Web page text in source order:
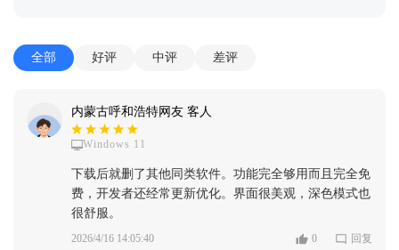
全部 好评 中评 差评
内蒙古呼和浩特网友 客人
Windows 11
下载后就删了其他同类软件。功能完全够用而且完全免
费，开发者还经常更新优化。界面很美观，深色模式也
很舒服。
2026/4/16 14:05:40 0 回复